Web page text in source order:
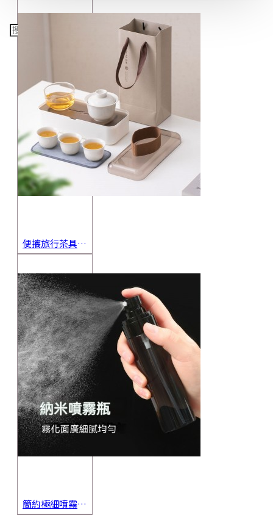
便攜旅行茶具組 茶杯 茶壺 陶瓷杯 泡茶組 茶具套裝 伴手禮 禮盒 禮品
簡約極細噴霧瓶 旅行分裝瓶 保養品分裝 酒精噴霧瓶 小噴壺 香水瓶 隨身瓶